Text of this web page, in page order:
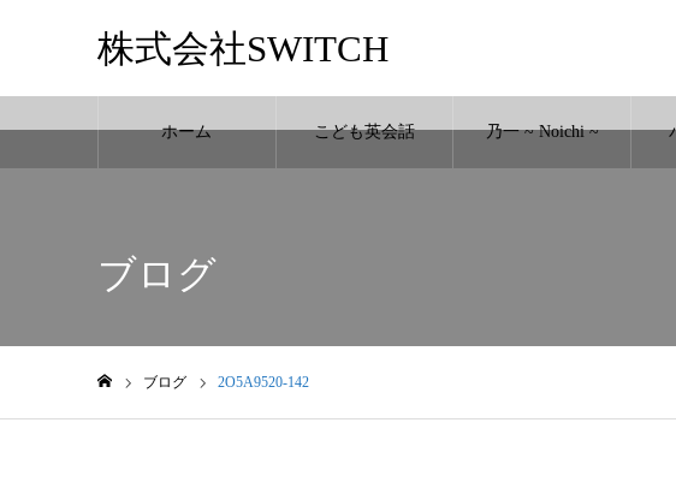
株式会社SWITCH
ホーム こども英会話 乃一 ~ Noichi ~
ブログ
ブログ 2O5A9520-142